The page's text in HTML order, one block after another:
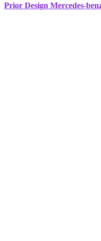
Prior Design Mercedes-